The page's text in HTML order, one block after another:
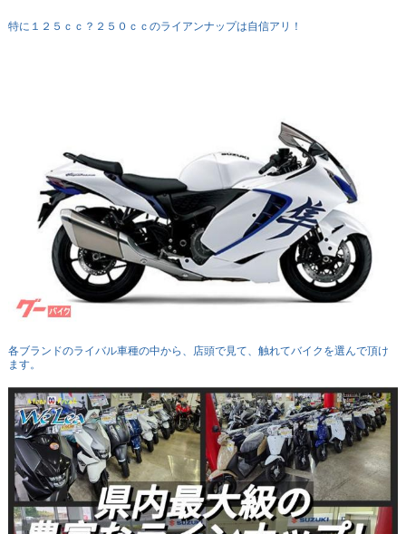
特に１２５ｃｃ？２５０ｃｃのライアンナップは自信アリ！
各ブランドのライバル車種の中から、店頭で見て、触れてバイクを選んで頂け
ます。